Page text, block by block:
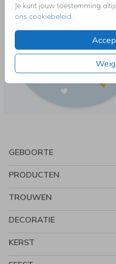
Je kunt jouw toestemming
ons cookiebeleid
GEBOORTE
PRODUCTEN
TROUWEN
DECORATIE
KERST